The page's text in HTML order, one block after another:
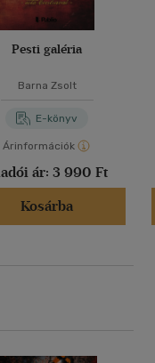
Pesti galéria
Barna Zsolt
E-könyv
Árinformációk
ár: 3 990 Ft
Kosárba